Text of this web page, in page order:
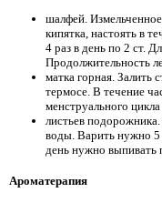
шалфей.
кипятка, настоять в
4 раз в день по 2 ст.
Продолжительность
матка горная. Залить
термосе. В течение
менструального
листьев
воды. Варить нужно 5
день нужно выпивать
Ароматерапия